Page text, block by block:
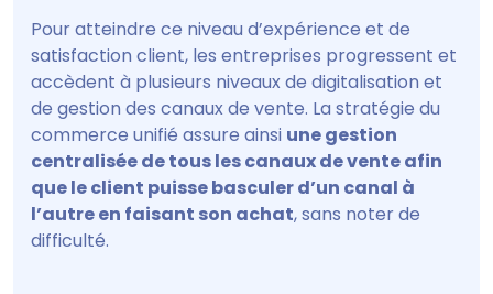
Pour atteindre ce niveau d’expérience et de
satisfaction client, les entreprises progressent et
accèdent à plusieurs niveaux de digitalisation et
de gestion des canaux de vente. La stratégie du
commerce unifié assure ainsi une gestion
centralisée de tous les canaux de vente afin
que le client puisse basculer d’un canal à
l’autre en faisant son achat, sans noter de
difficulté.